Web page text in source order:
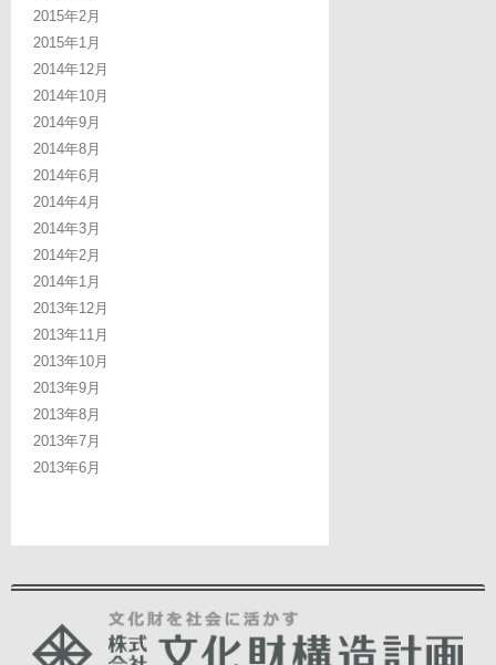
2015年2月
2015年1月
2014年12月
2014年10月
2014年9月
2014年8月
2014年6月
2014年4月
2014年3月
2014年2月
2014年1月
2013年12月
2013年11月
2013年10月
2013年9月
2013年8月
2013年7月
2013年6月